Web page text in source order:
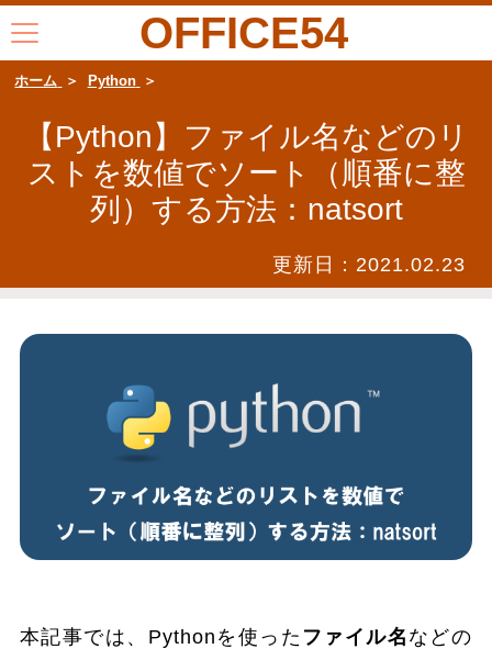
OFFICE54
ホーム Python
【Python】ファイル名などのリ
ストを数値でソート（順番に整
列）する方法：natsort
更新日： 2021.02.23
本記事では、Pythonを使った ファイル名 などの